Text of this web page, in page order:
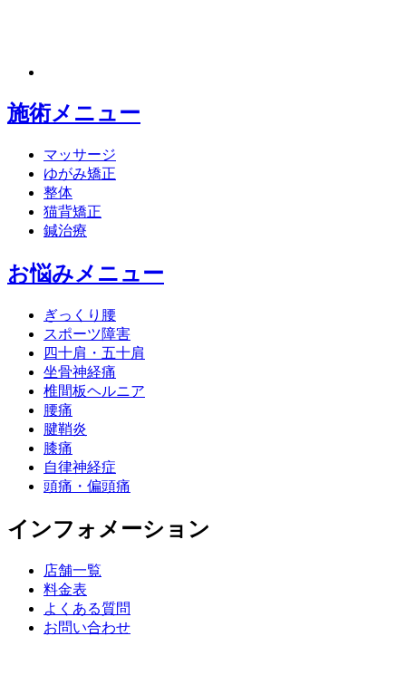
施術メニュー
マッサージ
ゆがみ矯正
整体
猫背矯正
鍼治療
お悩みメニュー
ぎっくり腰
スポーツ障害
四十肩・五十肩
坐骨神経痛
椎間板ヘルニア
腰痛
腱鞘炎
膝痛
自律神経症
頭痛・偏頭痛
インフォメーション
店舗一覧
料金表
よくある質問
お問い合わせ